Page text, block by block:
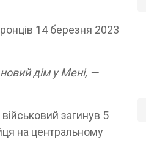
14 березня 2023
дім у Мені, —
загинув 5
на центральному